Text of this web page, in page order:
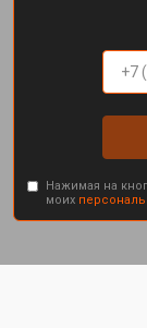
Нажимая на
моих